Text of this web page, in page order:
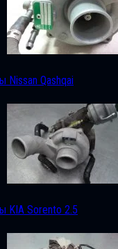
Nissan Qashqai
KIA Sorento 2.5